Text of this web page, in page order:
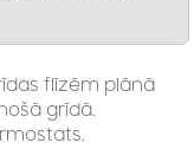
flīzēm plānā
grīdā.